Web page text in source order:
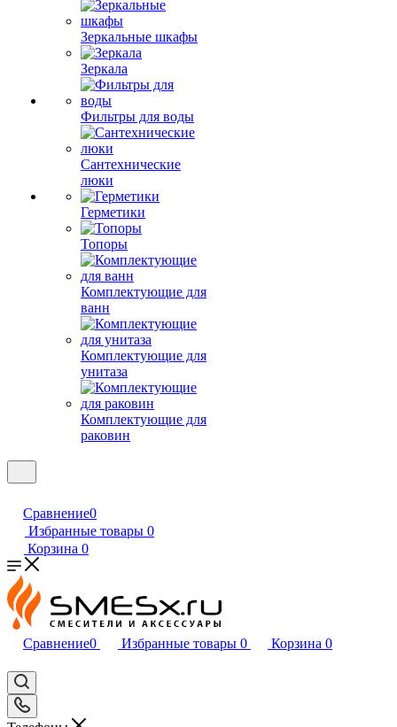
Зеркальные шкафы
Зеркала
Фильтры для воды
Сантехнические
люки
Герметики
Топоры
Комплектующие для
ванн
Комплектующие для
унитаза
Комплектующие для
раковин
Сравнение0
Избранные товары 0
Корзина 0
Сравнение0 Избранные товары 0 Корзина 0